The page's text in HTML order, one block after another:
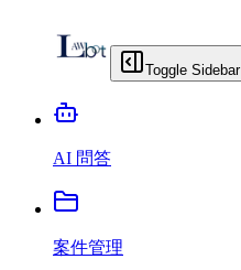
Toggle Sidebar
AI 問答
案件管理